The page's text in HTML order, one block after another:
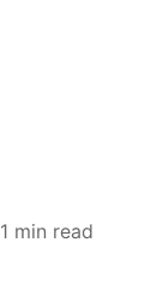
1 min read